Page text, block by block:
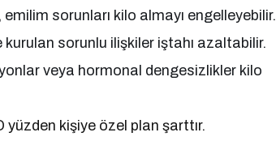
sorunları kilo almayı engelleyebilir.
sorunlu ilişkiler iştahı azaltabilir.
veya hormonal dengesizlikler kilo
yüzden kişiye özel plan şarttır.